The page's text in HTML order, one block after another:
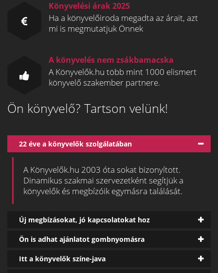
Könyvelési árak 2025
Ha a könyvelőiroda megadta az árait, azt
mi is megmutatjuk Önnek
A könyvelés nem zsákbamacska
A Könyvelők.hu több mint 1000 elismert
könyvelő szakember partnere.
Ön könyvelő? Tartson velünk!
22 éve a könyvelők szolgálatában
A Könyvelők.hu 2003 óta sokat bizonyított.
Dinamikus szakmai szervezetként segítjük a
könyvelők és megbízóik egymásra találását.
Új megbízásokat, jó kapcsolatokat hoz
Ön is adhat ajánlatot gombnyomásra
Itt a könyvelők színe-java